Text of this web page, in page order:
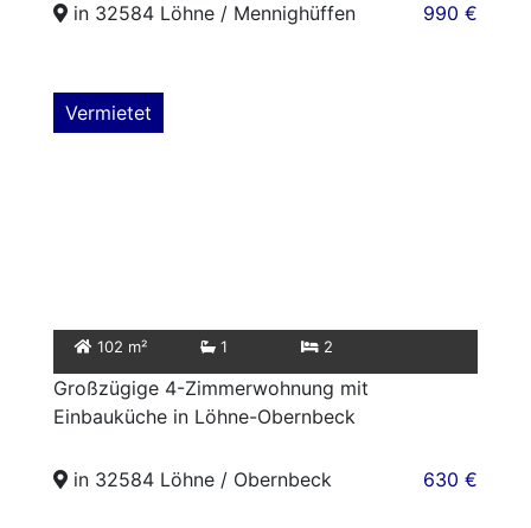
in 32584 Löhne / Mennighüffen 990 €
Vermietet
102 m² 1 2
Großzügige 4-Zimmerwohnung mit
Einbauküche in Löhne-Obernbeck
in 32584 Löhne / Obernbeck 630 €